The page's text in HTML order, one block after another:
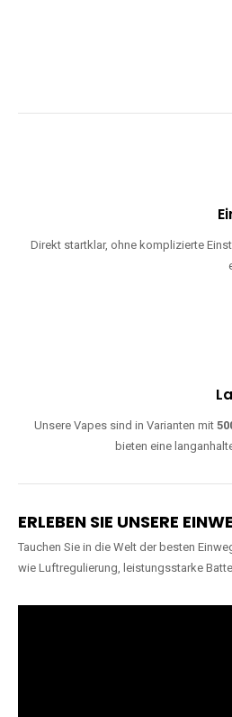
Direkt startklar, ohne komplizierte
Unsere Vapes sind in Varianten mit
bieten eine
ERLEBEN SIE UNSERE
Tauchen Sie in die Welt der besten
wie Luftregulierung, leistungsstarke